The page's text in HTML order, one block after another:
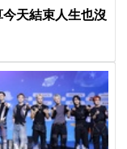
天結束人生也沒